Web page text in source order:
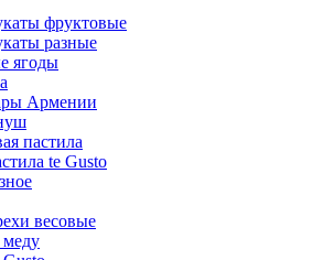
фруктовые
разные
ягоды
Армении
пастила
te Gusto
весовые